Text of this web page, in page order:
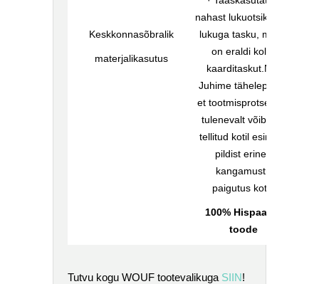
Keskkonnasõbralik
materjalikasutus
nahast lukuotsik- Üks
lukuga tasku, milles
on eraldi kolm
kaarditaskut.NB!
Juhime tähelepanu,
et tootmisprotsessist
tulenevalt võib teie
tellitud kotil esineda
pildist erinev
kangamustri
paigutus kotil.
100% Hispaania
toode
Tutvu kogu WOUF tootevalikuga SIIN!